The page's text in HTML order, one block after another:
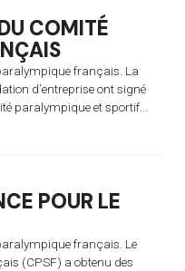
COMITÉ
français. La
d’entreprise ont signé
paralympique et sportif...
POUR LE
français. Le
(CPSF) a obtenu des